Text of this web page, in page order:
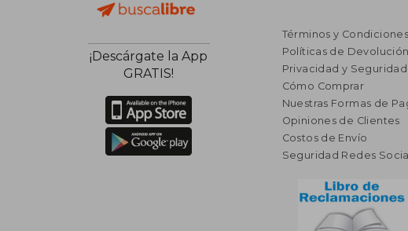
¡Descárgate la App
GRATIS!
Términos y Condiciones
Políticas de Devolución
Privacidad y Seguridad
Cómo Comprar
Nuestras Formas de
Opiniones de Clientes
Costos de Envío
Seguridad Redes